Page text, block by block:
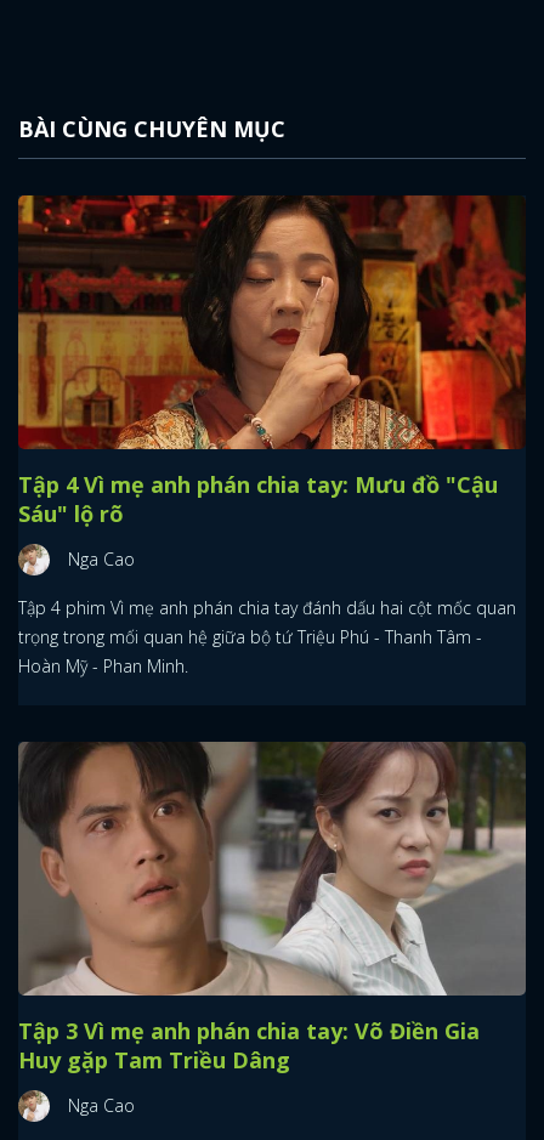
BÀI CÙNG CHUYÊN MỤC
Tập 4 Vì mẹ anh phán chia tay: Mưu đồ "Cậu
Sáu" lộ rõ
Nga Cao
Tập 4 phim Vì mẹ anh phán chia tay đánh dấu hai cột mốc quan
trọng trong mối quan hệ giữa bộ tứ Triệu Phú - Thanh Tâm -
Hoàn Mỹ - Phan Minh.
Tập 3 Vì mẹ anh phán chia tay: Võ Điền Gia
Huy gặp Tam Triều Dâng
Nga Cao